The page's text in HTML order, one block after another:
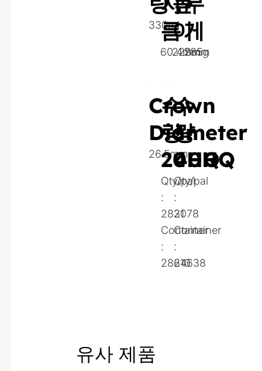
330ml
름
60.4mm
이
229mm
게
285g
Crown
Diameter
26.5mm
수
량
20HQ
Qty/pal
:
2821
Container
:
28210
수
량
40HQ
Qty/pal
:
3078
Container
:
64638
유사 제품